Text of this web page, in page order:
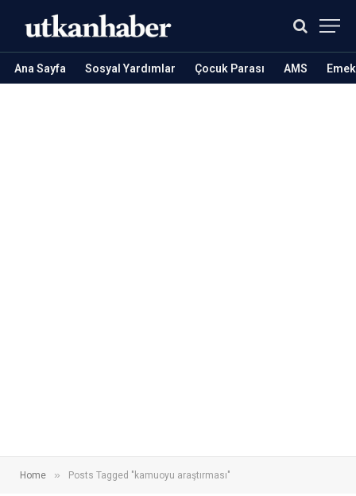
Ana Sayfa Sosyal Yardımlar Çocuk Parası AMS
Home » Posts Tagged "kamuoyu araştırması"